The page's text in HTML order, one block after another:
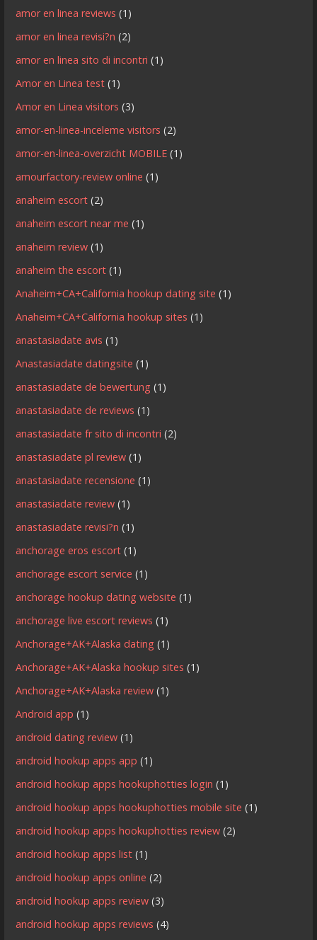
amor en linea reviews (1)
amor en linea revisi?n (2)
amor en linea sito di incontri (1)
Amor en Linea test (1)
Amor en Linea visitors (3)
amor-en-linea-inceleme visitors (2)
amor-en-linea-overzicht MOBILE (1)
amourfactory-review online (1)
anaheim escort (2)
anaheim escort near me (1)
anaheim review (1)
anaheim the escort (1)
Anaheim+CA+California hookup dating site (1)
Anaheim+CA+California hookup sites (1)
anastasiadate avis (1)
Anastasiadate datingsite (1)
anastasiadate de bewertung (1)
anastasiadate de reviews (1)
anastasiadate fr sito di incontri (2)
anastasiadate pl review (1)
anastasiadate recensione (1)
anastasiadate review (1)
anastasiadate revisi?n (1)
anchorage eros escort (1)
anchorage escort service (1)
anchorage hookup dating website (1)
anchorage live escort reviews (1)
Anchorage+AK+Alaska dating (1)
Anchorage+AK+Alaska hookup sites (1)
Anchorage+AK+Alaska review (1)
Android app (1)
android dating review (1)
android hookup apps app (1)
android hookup apps hookuphotties login (1)
android hookup apps hookuphotties mobile site (1)
android hookup apps hookuphotties review (2)
android hookup apps list (1)
android hookup apps online (2)
android hookup apps review (3)
android hookup apps reviews (4)